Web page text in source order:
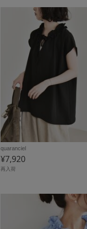
quaranciel
¥7,920
再入荷